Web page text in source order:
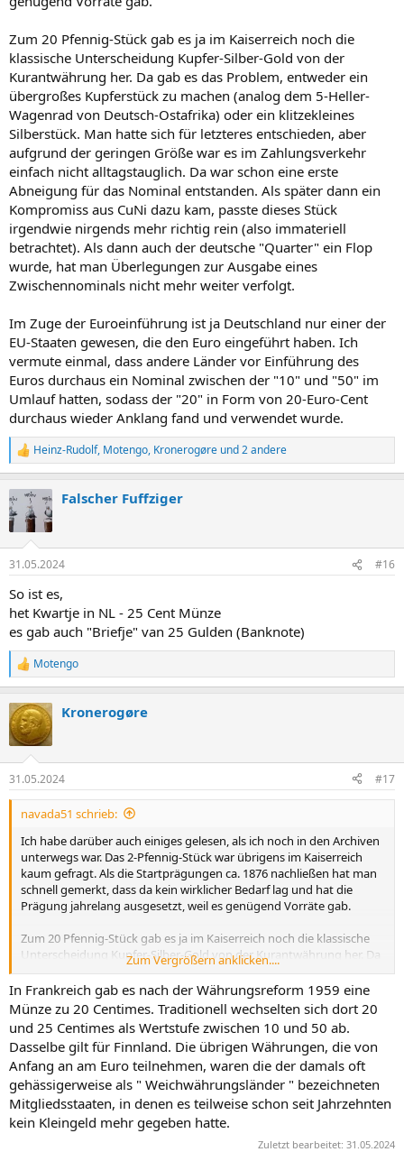
Zum 20 Pfennig-Stück gab es ja im Kaiserreich noch die
klassische Unterscheidung Kupfer-Silber-Gold von der
Kurantwährung her. Da gab es das Problem, entweder ein
übergroßes Kupferstück zu machen (analog dem 5-Heller-
Wagenrad von Deutsch-Ostafrika) oder ein klitzekleines
Silberstück. Man hatte sich für letzteres entschieden, aber
aufgrund der geringen Größe war es im Zahlungsverkehr
einfach nicht alltagstauglich. Da war schon eine erste
Abneigung für das Nominal entstanden. Als später dann ein
Kompromiss aus CuNi dazu kam, passte dieses Stück
irgendwie nirgends mehr richtig rein (also immateriell
betrachtet). Als dann auch der deutsche "Quarter" ein Flop
wurde, hat man Überlegungen zur Ausgabe eines
Zwischennominals nicht mehr weiter verfolgt.
Im Zuge der Euroeinführung ist ja Deutschland nur einer der
EU-Staaten gewesen, die den Euro eingeführt haben. Ich
vermute einmal, dass andere Länder vor Einführung des
Euros durchaus ein Nominal zwischen der "10" und "50" im
Umlauf hatten, sodass der "20" in Form von 20-Euro-Cent
durchaus wieder Anklang fand und verwendet wurde.
R
e
k
t
e
:
Heinz-Rudolf, Motengo, Kronerogøre und 2 andere
Falscher Fuffziger
31.05.2024 #16
So ist es,
het Kwartje in NL - 25 Cent Münze
es gab auch "Briefje" van 25 Gulden (Banknote)
R
e
k
t
i
e
n
Motengo
Kronerogøre
31.05.2024 #17
navada51 schrieb:
Ich habe darüber auch einiges gelesen, als ich noch in den Archiven
unterwegs war. Das 2-Pfennig-Stück war übrigens im Kaiserreich
kaum gefragt. Als die Startprägungen ca. 1876 nachließen hat man
schnell gemerkt, dass da kein wirklicher Bedarf lag und hat die
Prägung jahrelang ausgesetzt, weil es genügend Vorräte gab.
Zum 20 Pfennig-Stück gab es ja im Kaiserreich noch die klassische
Unterscheidung Kupfer-Silber-Gold von der Kurantwährung her. Da
gab es das Problem, entweder ein übergroßes Kupferstück zu
machen (analog dem 5-Heller-Wagenrad von Deutsch-Ostafrika)
oder ein klitzekleines Silberstück. Man hatte sich für letzteres
entschieden, aber aufgrund der geringen Größe war es im
Zahlungsverkehr einfach nicht alltagstauglich. Da war schon eine
erste Abneigung für das Nominal entstanden. Als später dann ein
Kompromiss aus CuNi dazu kam, passte dieses Stück irgendwie
nirgends mehr richtig rein (also immateriell betrachtet). Als dann
auch der deutsche "Quarter" ein Flop wurde, hat man
Überlegungen zur Ausgabe eines Zwischennominals nicht mehr
weiter verfolgt.
Zum Vergrößern anklicken....
In Frankreich gab es nach der Währungsreform 1959 eine
Münze zu 20 Centimes. Traditionell wechselten sich dort 20
und 25 Centimes als Wertstufe zwischen 10 und 50 ab.
Dasselbe gilt für Finnland. Die übrigen Währungen, die von
Anfang an am Euro teilnehmen, waren die der damals oft
gehässigerweise als " Weichwährungsländer " bezeichneten
Mitgliedsstaaten, in denen es teilweise schon seit Jahrzehnten
kein Kleingeld mehr gegeben hatte.
Zuletzt bearbeitet: 31.05.2024